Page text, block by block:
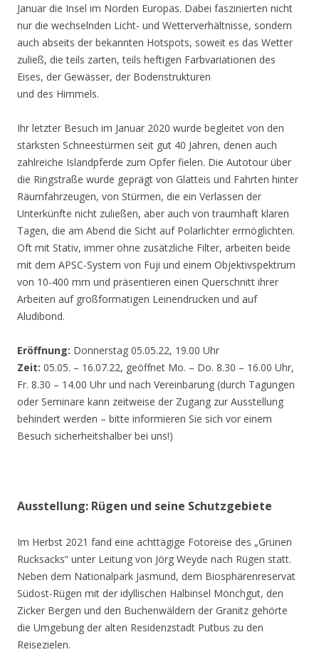
Januar die Insel im Norden Europas. Dabei faszinierten nicht
nur die wechselnden Licht- und Wetterverhältnisse, sondern
auch abseits der bekannten Hotspots, soweit es das Wetter
zuließ, die teils zarten, teils heftigen Farbvariationen des
Eises, der Gewässer, der Bodenstrukturen
und des Himmels.
Ihr letzter Besuch im Januar 2020 wurde begleitet von den
stärksten Schneestürmen seit gut 40 Jahren, denen auch
zahlreiche Islandpferde zum Opfer fielen. Die Autotour über
die Ringstraße wurde geprägt von Glatteis und Fahrten hinter
Räumfahrzeugen, von Stürmen, die ein Verlassen der
Unterkünfte nicht zuließen, aber auch von traumhaft klaren
Tagen, die am Abend die Sicht auf Polarlichter ermöglichten.
Oft mit Stativ, immer ohne zusätzliche Filter, arbeiten beide
mit dem APSC-System von Fuji und einem Objektivspektrum
von 10-400 mm und präsentieren einen Querschnitt ihrer
Arbeiten auf großformatigen Leinendrucken und auf
Aludibond.
Eröffnung: Donnerstag 05.05.22, 19.00 Uhr
Zeit: 05.05. – 16.07.22, geöffnet Mo. – Do. 8.30 – 16.00 Uhr,
Fr. 8.30 – 14.00 Uhr und nach Vereinbarung (durch Tagungen
oder Seminare kann zeitweise der Zugang zur Ausstellung
behindert werden – bitte informieren Sie sich vor einem
Besuch sicherheitshalber bei uns!)
Ausstellung: Rügen und seine Schutzgebiete
Im Herbst 2021 fand eine achttägige Fotoreise des „Grünen
Rucksacks“ unter Leitung von Jörg Weyde nach Rügen statt.
Neben dem Nationalpark Jasmund, dem Biosphärenreservat
Südost-Rügen mit der idyllischen Halbinsel Mönchgut, den
Zicker Bergen und den Buchenwäldern der Granitz gehörte
die Umgebung der alten Residenzstadt Putbus zu den
Reisezielen.